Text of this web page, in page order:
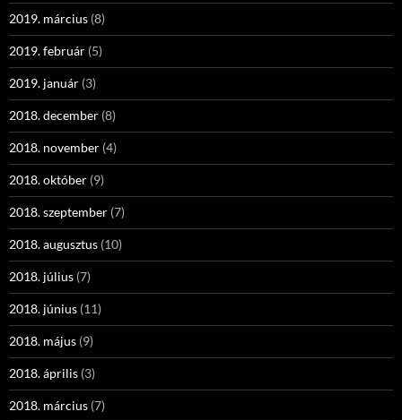
2019. március (8)
2019. február (5)
2019. január (3)
2018. december (8)
2018. november (4)
2018. október (9)
2018. szeptember (7)
2018. augusztus (10)
2018. július (7)
2018. június (11)
2018. május (9)
2018. április (3)
2018. március (7)